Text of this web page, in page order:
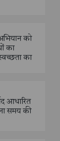
को
का
का
आधारित
समय की